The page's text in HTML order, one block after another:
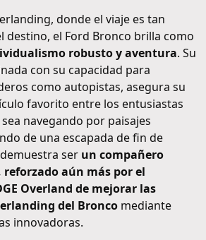
donde el viaje es tan
destino, el Ford Bronco brilla como
robusto y aventura. Su
con su capacidad para
como autopistas, asegura su
favorito entre los entusiastas
navegando por paisajes
de una escapada de fin de
ser un compañero
aún más por el
Overland de mejorar las
del Bronco mediante
innovadoras.